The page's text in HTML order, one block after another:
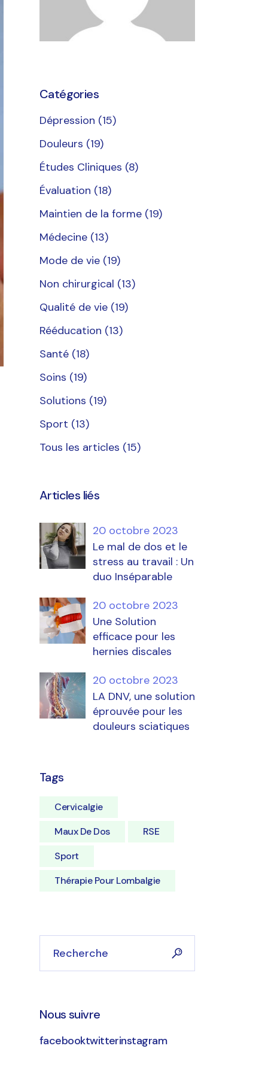
Catégories
Dépression (15)
Douleurs (19)
Études Cliniques (8)
Évaluation (18)
Maintien de la forme (19)
Médecine (13)
Mode de vie (19)
Non chirurgical (13)
Qualité de vie (19)
Rééducation (13)
Santé (18)
Soins (19)
Solutions (19)
Sport (13)
Tous les articles (15)
Articles liés
20 octobre 2023
Le mal de dos et le
stress au travail : Un
duo Inséparable
20 octobre 2023
Une Solution
efficace pour les
hernies discales
20 octobre 2023
LA DNV, une solution
éprouvée pour les
douleurs sciatiques
Tags
Cervicalgie
Maux De Dos
RSE
Sport
Thérapie Pour Lombalgie
Nous suivre
facebooktwitterinstagram